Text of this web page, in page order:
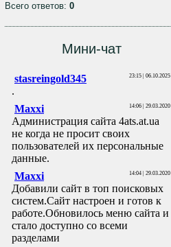
Всего ответов:0
Мини-чат